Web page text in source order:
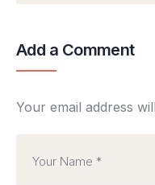
Add a Comment
Your email address